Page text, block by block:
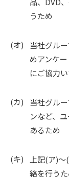
うため
当社グル
めアンケ
にご協力
当社グル
ンなど、
あるため
上記(ア)
絡を行う